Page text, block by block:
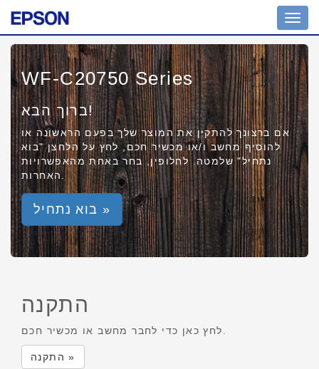
WF-C20750 Series
ברוך הבא!
אם ברצונך להתקין את המוצר שלך בפעם הראשונה או
להוסיף מחשב ו/או מכשיר חכם, לחץ על הלחצן "בוא
נתחיל" שלמטה. לחלופין, בחר באחת מהאפשרויות
האחרות.
בוא נתחיל »
התקנה
התקנה »